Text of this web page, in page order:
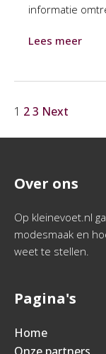
informatie
Lees meer
1 23 Next
Over ons
Op kleinevoet.nl
modesmaak en
weet te stellen.
Pagina's
Home